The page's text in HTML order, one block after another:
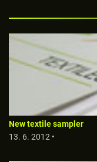
New textile sampler
13. 6. 2012 •